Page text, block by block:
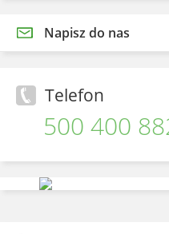
Napisz do nas
Telefon
500 400